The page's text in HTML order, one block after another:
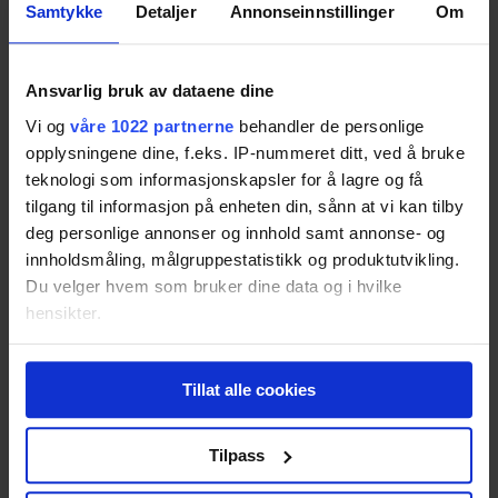
Samtykke Detaljer Annonseinnstillinger Om
Ansvarlig bruk av dataene dine
Vi og våre 1022 partnerne behandler de personlige
opplysningene dine, f.eks. IP-nummeret ditt, ved å bruke
teknologi som informasjonskapsler for å lagre og få
tilgang til informasjon på enheten din, sånn at vi kan tilby
deg personlige annonser og innhold samt annonse- og
innholdsmåling, målgruppestatistikk og produktutvikling.
Du velger hvem som bruker dine data og i hvilke
hensikter.
Hvis du gir oss lov, vil vi også gjerne:
Innhente informasjon om den geografiske
beliggenheten din, som kan være nøyaktig innenfor
Identifisere enheten din ved å aktivt skanne den
Tillat alle cookies
Tilpass
Kan nye elbiler konkurrere med Tesla?
det kommer stadig nyere og bedre modeller. Så hvilken bør du
egentlig investere i?Les saken
RESULTATER
Opel Ampera-e
Resultatet er basert på8tester.
Smart ForTwo Electric Drive
Resultatet er basert på1test.